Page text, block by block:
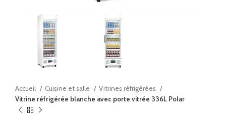
Accueil Cuisine et salle
Vitrines réfrigérées
Vitrine réfrigérée blanche avec porte vitrée 336L Polar